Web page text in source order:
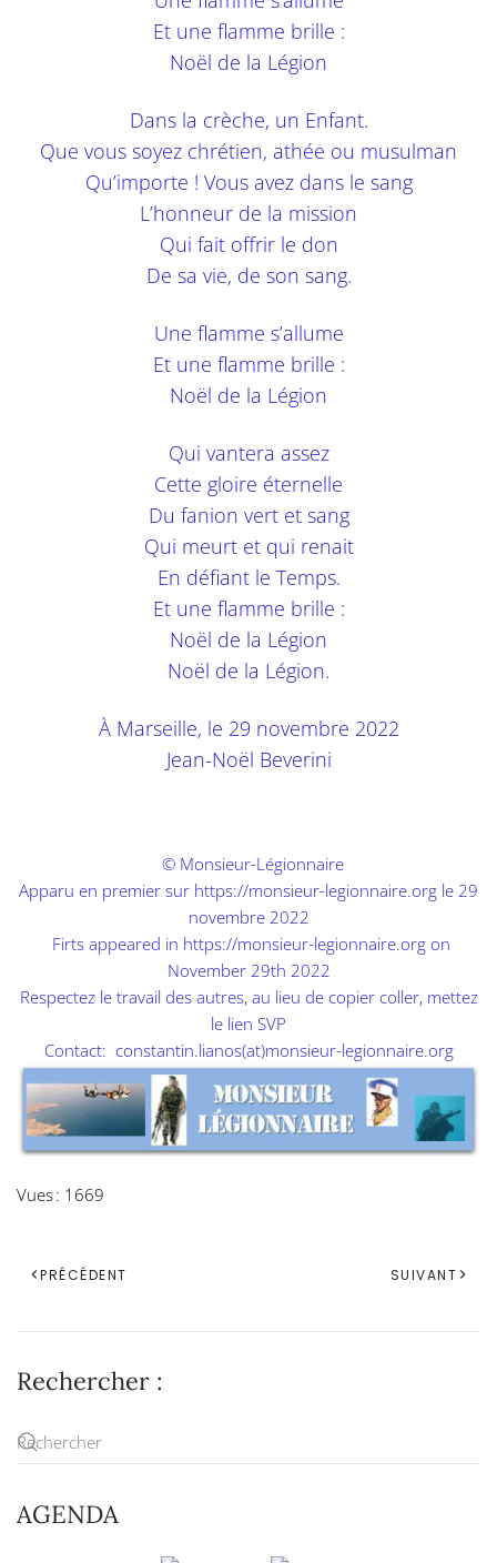
Et une flamme brille :
Noël de la Légion
Dans la crèche, un Enfant.
Que vous soyez chrétien, athée ou musulman
Qu’importe ! Vous avez dans le sang
L’honneur de la mission
Qui fait offrir le don
De sa vie, de son sang.
Une flamme s’allume
Et une flamme brille :
Noël de la Légion
Qui vantera assez
Cette gloire éternelle
Du fanion vert et sang
Qui meurt et qui renait
En défiant le Temps.
Et une flamme brille :
Noël de la Légion
Noël de la Légion.
À Marseille, le 29 novembre 2022
Jean-Noël Beverini
© Monsieur-Légionnaire
Apparu en premier sur https://monsieur-legionnaire.org le 29
novembre 2022
Firts appeared in https://monsieur-legionnaire.orgon
November 29th 2022
Respectez le travail des autres, au lieu de copier coller, mettez
le lien SVP
Contact: constantin.lianos(at)monsieur-legionnaire.org
Vues : 1669
PRÉCÉDENT SUIVANT
Rechercher :
AGENDA